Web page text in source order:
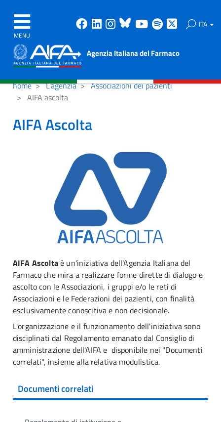
MENU
Facebook
Linkedin
Instagram
Bluesky
Youtube
Spotify ITA
Agenzia Italiana del Farmaco
home L'agenzia
Associazioni dei pazienti
AIFA ascolta
AIFA Ascolta
AIFA Ascoltaè un'iniziativa dell'Agenzia Italiana del
Farmaco che mira a realizzare forme dirette di dialogo e
ascolto con le Associazioni, i gruppi e/o le reti di
Associazioni e le Federazioni dei pazienti, con finalità
esclusivamente conoscitiva e non decisionale.
L'organizzazione e il funzionamento dell'iniziativa sono
disciplinati dal Regolamento emanato dal Consiglio di
amministrazione dell'AIFA e disponibile nei "Documenti
correlati", insieme alla relativa modulistica.
Documenti correlati